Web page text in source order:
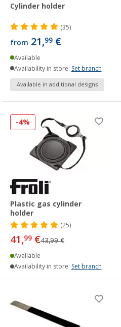
Cylinder holder
(35)
from 21,99 €
Available
Availability in store: Set branch
Available in additional designs
-4%
Plastic gas cylinder
holder
(25)
41,99 €43,99 €
Available
Availability in store: Set branch